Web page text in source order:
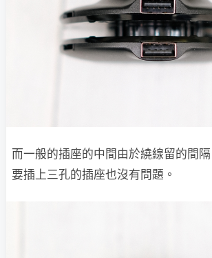
而一般的插座的中間由於繞線留的間
要插上三孔的插座也沒有問題。